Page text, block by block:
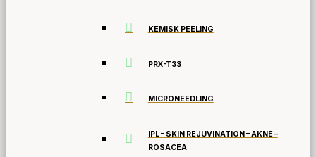
KEMISK PEELING
PRX-T33
MICRONEEDLING
IPL – SKIN REJUVINATION – AKNE –
ROSACEA